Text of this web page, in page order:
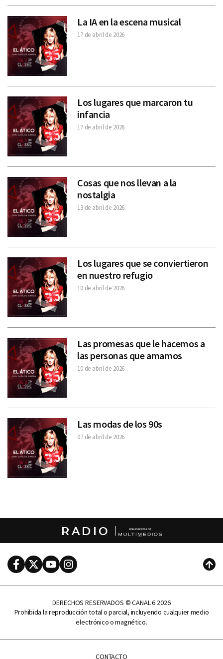
La IA en la escena musical
17 de abril de 2026
Los lugares que marcaron tu
infancia
17 de abril de 2026
Cosas que nos llevan a la
nostalgia
13 de abril de 2026
Los lugares que se conviertieron
en nuestro refugio
10 de abril de 2026
Las promesas que le hacemos a
las personas que amamos
10 de abril de 2026
Las modas de los 90s
07 de abril de 2026
RADIO
FacebookTwitterYoutubeInstagram
DERECHOS RESERVADOS © CANAL 6 2026
Prohibida la reproducción total o parcial, incluyendo cualquier medio
electrónico o magnético.
CONTACTO